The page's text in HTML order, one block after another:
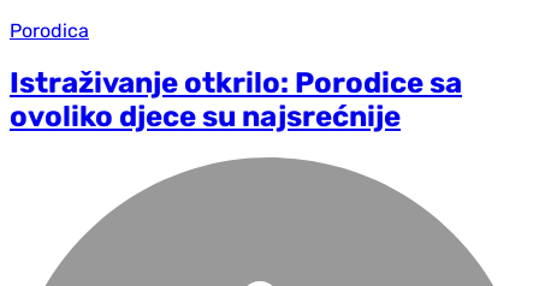
Porodica
Istraživanje otkrilo: Porodice sa
ovoliko djece su najsrećnije